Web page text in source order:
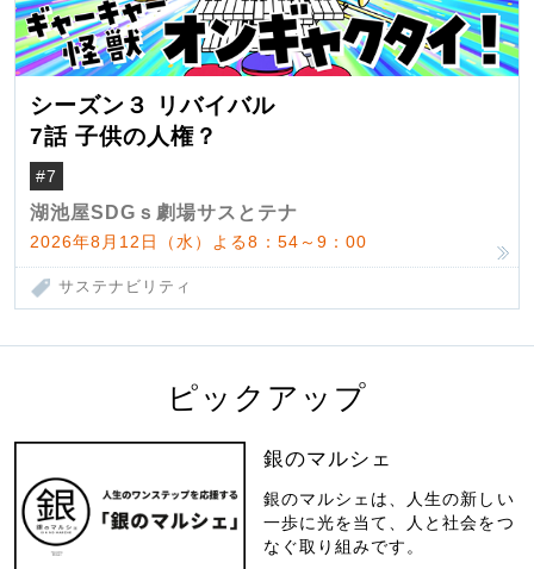
シーズン３ リバイバル
7話 子供の人権？
#7
湖池屋SDGｓ劇場サスとテナ
2026年8月12日（水）よる8：54～9：00
サステナビリティ
ピックアップ
銀のマルシェ
銀のマルシェは、人生の新しい
一歩に光を当て、人と社会をつ
なぐ取り組みです。